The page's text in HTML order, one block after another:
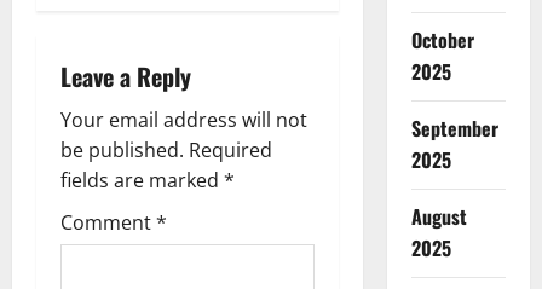
v
i
g
a
Leave a Reply
Your email address will not
be published. Required
fields are marked *
Comment*
October
2025
September
2025
August
2025